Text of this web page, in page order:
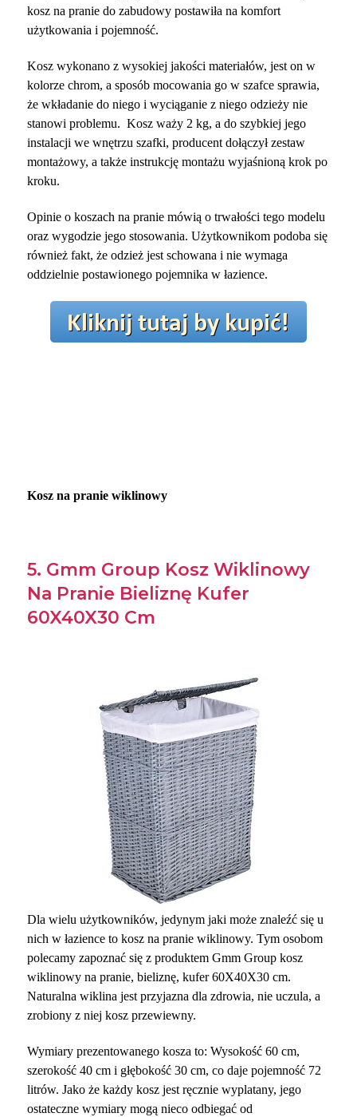
kosz na pranie do zabudowy postawiła na komfort
użytkowania i pojemność.
Kosz wykonano z wysokiej jakości materiałów, jest on w
kolorze chrom, a sposób mocowania go w szafce sprawia,
że wkładanie do niego i wyciąganie z niego odzieży nie
stanowi problemu. Kosz waży 2 kg, a do szybkiej jego
instalacji we wnętrzu szafki, producent dołączył zestaw
montażowy, a także instrukcję montażu wyjaśnioną krok po
kroku.
Opinie o koszach na pranie mówią o trwałości tego modelu
oraz wygodzie jego stosowania. Użytkownikom podoba się
również fakt, że odzież jest schowana i nie wymaga
oddzielnie postawionego pojemnika w łazience.
Kosz na pranie wiklinowy
5. Gmm Group Kosz Wiklinowy
Na Pranie Bieliznę Kufer
60X40X30 Cm
Dla wielu użytkowników, jedynym jaki może znaleźć się u
nich w łazience to kosz na pranie wiklinowy. Tym osobom
polecamy zapoznać się z produktem Gmm Group kosz
wiklinowy na pranie, bieliznę, kufer 60X40X30 cm.
Naturalna wiklina jest przyjazna dla zdrowia, nie uczula, a
zrobiony z niej kosz przewiewny.
Wymiary prezentowanego kosza to: Wysokość 60 cm,
szerokość 40 cm i głębokość 30 cm, co daje pojemność 72
litrów. Jako że każdy kosz jest ręcznie wyplatany, jego
ostateczne wymiary mogą nieco odbiegać od